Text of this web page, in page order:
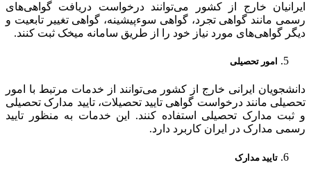
ایرانیان خارج از کشور می‌توانند درخواست دریافت گواهی‌های
رسمی مانند گواهی تجرد، گواهی سوءپیشینه، گواهی تغییر تابعیت و
دیگر گواهی‌های مورد نیاز خود را از طریق سامانه میخک ثبت کنند.
امور تحصیلی
دانشجویان ایرانی خارج از کشور می‌توانند از خدمات مرتبط با امور
تحصیلی مانند درخواست گواهی تایید تحصیلات، تایید مدارک تحصیلی
و ثبت مدارک تحصیلی استفاده کنند. این خدمات به منظور تایید
رسمی مدارک در ایران کاربرد دارد.
تایید مدارک